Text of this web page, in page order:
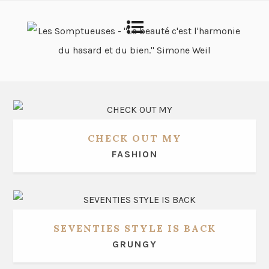
CHECK OUT MY
FASHION
SEVENTIES STYLE IS BACK
GRUNGY